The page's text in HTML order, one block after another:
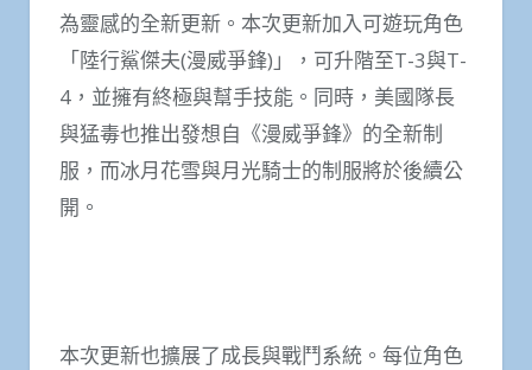
為靈感的全新更新。本次更新加入可遊玩角色
「陸行鯊傑夫(漫威爭鋒)」，可升階至T-3與T-
4，並擁有終極與幫手技能。同時，美國隊長
與猛毒也推出發想自《漫威爭鋒》的全新制
服，而冰月花雪與月光騎士的制服將於後續公
開。
本次更新也擴展了成長與戰鬥系統。每位角色